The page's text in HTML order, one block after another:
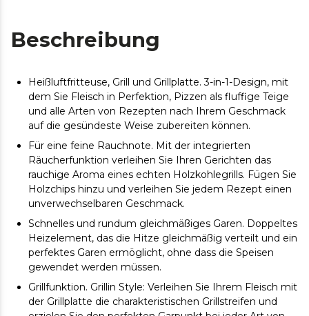
Beschreibung
Heißluftfritteuse, Grill und Grillplatte. 3-in-1-Design, mit
dem Sie Fleisch in Perfektion, Pizzen als fluffige Teige
und alle Arten von Rezepten nach Ihrem Geschmack
auf die gesündeste Weise zubereiten können.
Für eine feine Rauchnote. Mit der integrierten
Räucherfunktion verleihen Sie Ihren Gerichten das
rauchige Aroma eines echten Holzkohlegrills. Fügen Sie
Holzchips hinzu und verleihen Sie jedem Rezept einen
unverwechselbaren Geschmack.
Schnelles und rundum gleichmäßiges Garen. Doppeltes
Heizelement, das die Hitze gleichmäßig verteilt und ein
perfektes Garen ermöglicht, ohne dass die Speisen
gewendet werden müssen.
Grillfunktion. Grillin Style: Verleihen Sie Ihrem Fleisch mit
der Grillplatte die charakteristischen Grillstreifen und